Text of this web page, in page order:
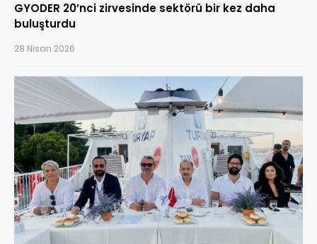
GYODER 20’nci zirvesinde sektörü bir kez daha
buluşturdu
28 Nisan 2026